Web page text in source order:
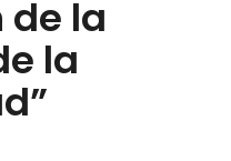
la
la